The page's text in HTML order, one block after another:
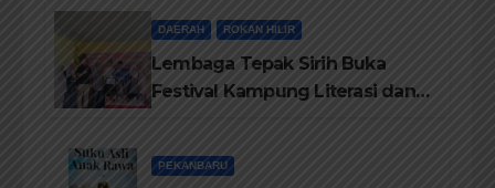
DAERAH ROKAN HILIR
Lembaga Tepak Sirih Buka
Festival Kampung Literasi dan
PEKANBARU